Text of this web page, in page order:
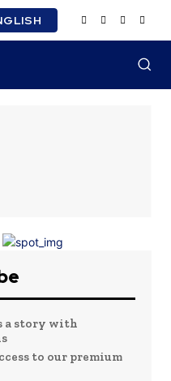
a story with
to our premium